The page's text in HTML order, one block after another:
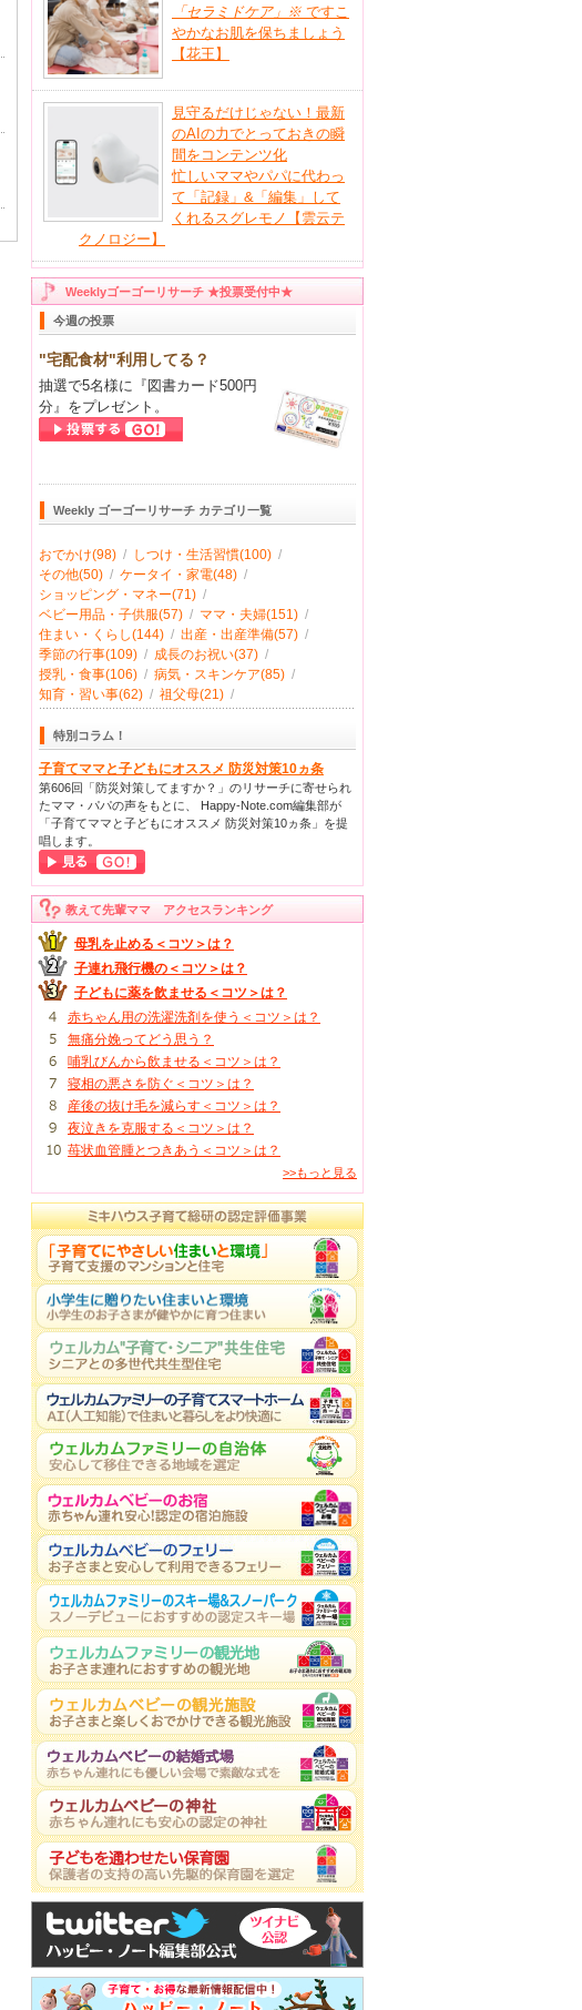
「セラミドケア」 ※ ですこ
やかなお肌を保ちましょう
【花王】
見守るだけじゃない！最新
のAIの力でとっておきの瞬
間をコンテンツ化
忙しいママやパパに代わっ
て「記録」&「編集」して
くれるスグレモノ【雲云テ
クノロジー】
Weeklyゴーゴーリサーチ ★投票受付中★
今週の投票
"宅配食材"利用してる？
抽選で5名様に『図書カード500円
分』をプレゼント。
Weekly ゴーゴーリサーチ カテゴリ一覧
おでかけ(98)/ しつけ・生活習慣(100)/
その他(50)/ ケータイ・家電(48)/
ショッピング・マネー(71)/
ベビー用品・子供服(57)/ ママ・夫婦(151)/
住まい・くらし(144)/ 出産・出産準備(57)/
季節の行事(109)/ 成長のお祝い(37)/
授乳・食事(106)/ 病気・スキンケア(85)/
知育・習い事(62)/ 祖父母(21)/
特別コラム！
子育てママと子どもにオススメ 防災対策10ヵ条
第606回「防災対策してますか？」のリサーチに寄せられ
たママ・パパの声をもとに、 Happy-Note.com編集部が
「子育てママと子どもにオススメ 防災対策10ヵ条」を提
唱します。
教えて先輩ママ アクセスランキング
母乳を止める＜コツ＞は？
子連れ飛行機の＜コツ＞は？
子どもに薬を飲ませる＜コツ＞は？
赤ちゃん用の洗濯洗剤を使う＜コツ＞は？
無痛分娩ってどう思う？
哺乳びんから飲ませる＜コツ＞は？
寝相の悪さを防ぐ＜コツ＞は？
産後の抜け毛を減らす＜コツ＞は？
夜泣きを克服する＜コツ＞は？
苺状血管腫とつきあう＜コツ＞は？
>>もっと見る